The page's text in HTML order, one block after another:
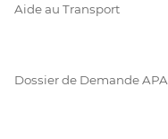
Aide au Transport
Dossier de Demande APA